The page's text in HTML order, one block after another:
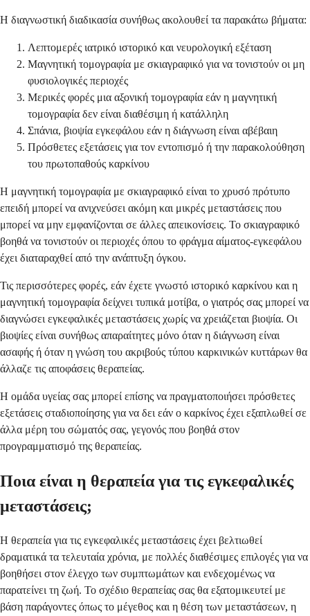
Η διαγνωστική διαδικασία συνήθως ακολουθεί τα παρακάτω βήματα:
Λεπτομερές ιατρικό ιστορικό και νευρολογική εξέταση
Μαγνητική τομογραφία με σκιαγραφικό για να τονιστούν οι μη
φυσιολογικές περιοχές
Μερικές φορές μια αξονική τομογραφία εάν η μαγνητική
τομογραφία δεν είναι διαθέσιμη ή κατάλληλη
Σπάνια, βιοψία εγκεφάλου εάν η διάγνωση είναι αβέβαιη
Πρόσθετες εξετάσεις για τον εντοπισμό ή την παρακολούθηση
του πρωτοπαθούς καρκίνου
Η μαγνητική τομογραφία με σκιαγραφικό είναι το χρυσό πρότυπο
επειδή μπορεί να ανιχνεύσει ακόμη και μικρές μεταστάσεις που
μπορεί να μην εμφανίζονται σε άλλες απεικονίσεις. Το σκιαγραφικό
βοηθά να τονιστούν οι περιοχές όπου το φράγμα αίματος-εγκεφάλου
έχει διαταραχθεί από την ανάπτυξη όγκου.
Τις περισσότερες φορές, εάν έχετε γνωστό ιστορικό καρκίνου και η
μαγνητική τομογραφία δείχνει τυπικά μοτίβα, ο γιατρός σας μπορεί να
διαγνώσει εγκεφαλικές μεταστάσεις χωρίς να χρειάζεται βιοψία. Οι
βιοψίες είναι συνήθως απαραίτητες μόνο όταν η διάγνωση είναι
ασαφής ή όταν η γνώση του ακριβούς τύπου καρκινικών κυττάρων θα
άλλαζε τις αποφάσεις θεραπείας.
Η ομάδα υγείας σας μπορεί επίσης να πραγματοποιήσει πρόσθετες
εξετάσεις σταδιοποίησης για να δει εάν ο καρκίνος έχει εξαπλωθεί σε
άλλα μέρη του σώματός σας, γεγονός που βοηθά στον
προγραμματισμό της θεραπείας.
Ποια είναι η θεραπεία για τις εγκεφαλικές
μεταστάσεις;
Η θεραπεία για τις εγκεφαλικές μεταστάσεις έχει βελτιωθεί
δραματικά τα τελευταία χρόνια, με πολλές διαθέσιμες επιλογές για να
βοηθήσει στον έλεγχο των συμπτωμάτων και ενδεχομένως να
παρατείνει τη ζωή. Το σχέδιο θεραπείας σας θα εξατομικευτεί με
βάση παράγοντες όπως το μέγεθος και η θέση των μεταστάσεων, η